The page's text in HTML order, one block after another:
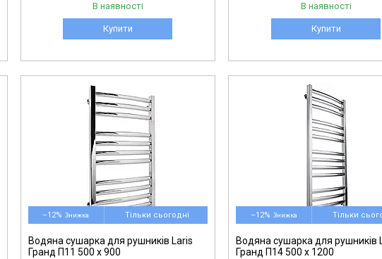
В наявності
Купити
В наявності
Купити
–12% Тільки сьогодні
Водяна сушарка для рушників Laris
Гранд П11 500 х 900
71207602
–12% Тільки
Водяна сушарка для рушників
Гранд П14 500 х 1200